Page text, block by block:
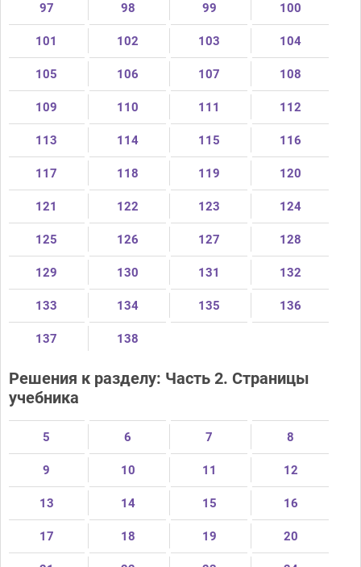
97 98 99 100
101 102 103 104
105 106 107 108
109 110 111 112
113 114 115 116
117 118 119 120
121 122 123 124
125 126 127 128
129 130 131 132
133 134 135 136
137 138
Решения к разделу: Часть 2. Страницы
учебника
5 6 7 8
9 10 11 12
13 14 15 16
17 18 19 20